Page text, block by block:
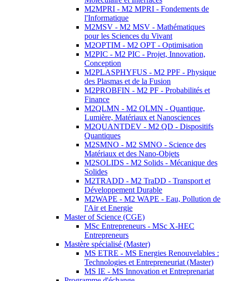
M2MPRI - M2 MPRI - Fondements de
l'Informatique
M2MSV - M2 MSV - Mathématiques
pour les Sciences du Vivant
M2OPTIM - M2 OPT - Optimisation
M2PIC - M2 PIC - Projet, Innovation,
Conception
M2PLASPHYFUS - M2 PPF - Physique
des Plasmas et de la Fusion
M2PROBFIN - M2 PF - Probabilités et
Finance
M2QLMN - M2 QLMN - Quantique,
Lumière, Matériaux et Nanosciences
M2QUANTDEV - M2 QD - Dispositifs
Quantiques
M2SMNO - M2 SMNO - Science des
Matériaux et des Nano-Objets
M2SOLIDS - M2 Solids - Mécanique des
Solides
M2TRADD - M2 TraDD - Transport et
Développement Durable
M2WAPE - M2 WAPE - Eau, Pollution de
l'Air et Energie
Master of Science (CGE)
MSc Entrepreneurs - MSc X-HEC
Entrepreneurs
Mastère spécialisé (Master)
MS ETRE - MS Energies Renouvelables :
Technologies et Entrepreneuriat (Master)
MS IE - MS Innovation et Entreprenariat